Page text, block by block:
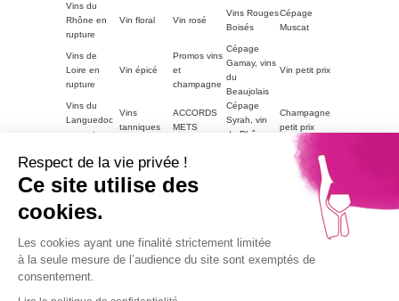
Vins du
Rhône en
rupture
Vin floral Vin rosé
Vins Rouges
Boisés
Cépage
Muscat
Vins de
Loire en
rupture
Vin épicé
Promos vins
et
champagne
Cépage
Gamay, vins
du
Beaujolais
Vin petit prix
Vins du
Languedoc
en rupture
Vins
tanniques
ACCORDS
METS
Cépage
Syrah, vin
du Rhône
Champagne
petit prix
régions en
rupture
Vins
moelleux
LE VIN PAR
GOUTS
Vin blanc
petit prix
Vins de
Bourgogne
en rupture
Vins rouge
Vins fruités
L'abus d'alcool est dangereux pour la santé, à
consommer avec modération.
Respect de la vie privée !
Ce site utilise des
cookies.
Les cookies ayant une finalité strictement limitée
à la seule mesure de l’audience du site sont exemptés de
consentement.